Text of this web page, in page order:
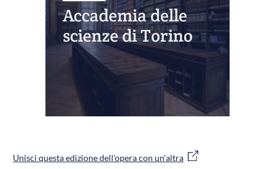
Accademia delle
scienze di Torino
Unisci questa edizione dell'opera con un'altra